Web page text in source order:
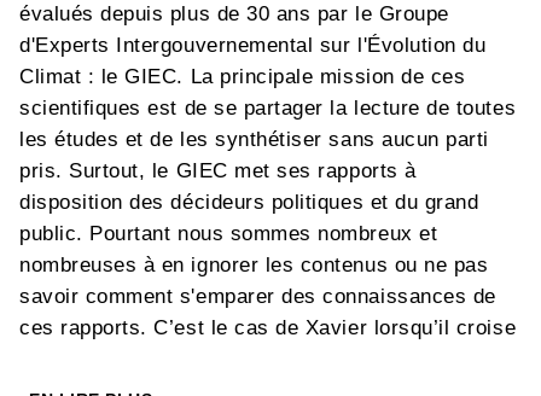
évalués depuis plus de 30 ans par le Groupe
d'Experts Intergouvernemental sur l'Évolution du
Climat : le GIEC. La principale mission de ces
scientifiques est de se partager la lecture de toutes
les études et de les synthétiser sans aucun parti
pris. Surtout, le GIEC met ses rapports à
disposition des décideurs politiques et du grand
public. Pourtant nous sommes nombreux et
nombreuses à en ignorer les contenus ou ne pas
savoir comment s'emparer des connaissances de
ces rapports. C’est le cas de Xavier lorsqu’il croise
guider à la rencontre de neuf experts, auteurs et